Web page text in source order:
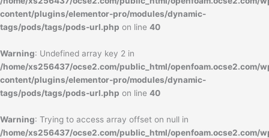
content/plugins/elementor-pro/modules/dynamic-
tags/pods/tags/pods-url.php on line 40
Warning: Undefined array key 2 in
/home/xs256437/ocse2.com/public_html/openfoam.ocse2.com/
content/plugins/elementor-pro/modules/dynamic-
tags/pods/tags/pods-url.php on line 40
Warning: Trying to access array offset on null in
/home/xs256437/ocse2.com/public_html/openfoam.ocse2.com/